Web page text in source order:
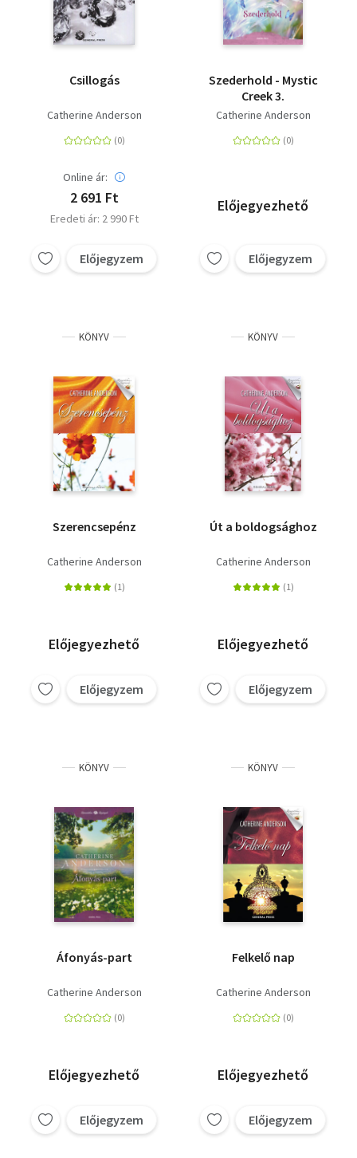
Csillogás
Catherine Anderson
Online ár:
2 691 Ft
Eredeti ár: 2 990 Ft
Előjegyzem
Szederhold - Mystic
Creek 3.
Catherine Anderson
Előjegyezhető
Előjegyzem
KÖNYV
Szerencsepénz
Catherine Anderson
Előjegyezhető
Előjegyzem
KÖNYV
Út a boldogsághoz
Catherine Anderson
Előjegyezhető
Előjegyzem
KÖNYV
Áfonyás-part
Catherine Anderson
Előjegyezhető
Előjegyzem
KÖNYV
Felkelő nap
Catherine Anderson
Előjegyezhető
Előjegyzem